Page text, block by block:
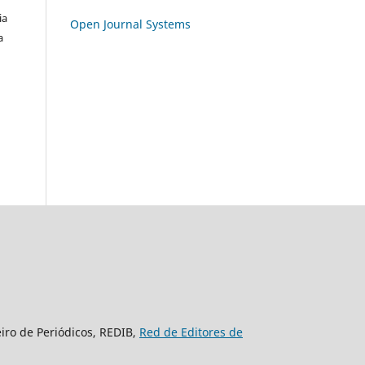
Open Journal Systems
de Periódicos, REDIB, Red de Editores de